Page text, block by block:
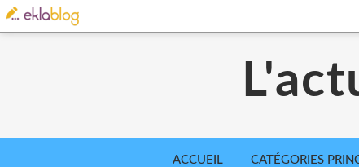
ACCUEIL CATÉGORIES